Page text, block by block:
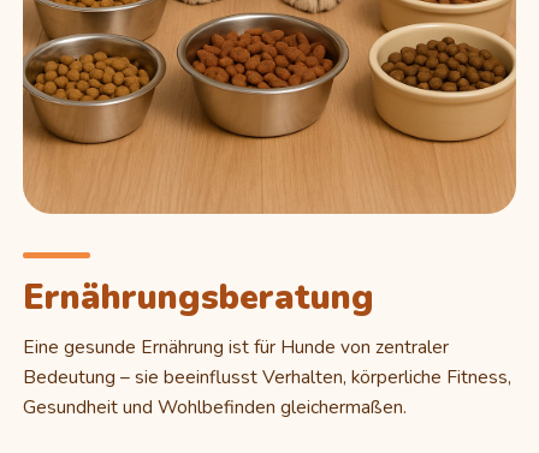
Ernährungsberatung
Eine gesunde Ernährung ist für Hunde von zentraler
Bedeutung – sie beeinflusst Verhalten, körperliche Fitness,
Gesundheit und Wohlbefinden gleichermaßen.